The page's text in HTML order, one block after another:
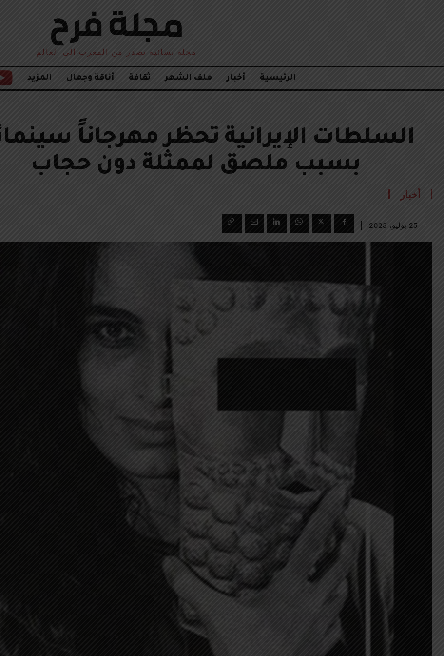
مجلة نسائية تصدر من المغرب الى العالم
الرئيسية أخبار ملف الشهر ثقافة أناقة وجمال المزيد
السلطات الإيرانية تحظر مهرجاناً
بسبب ملصق لممثلة دون حجاب
أخبار
25 يوليو، 2023